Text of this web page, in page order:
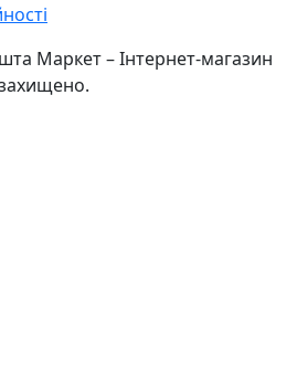
Маркет – Інтернет-магазин